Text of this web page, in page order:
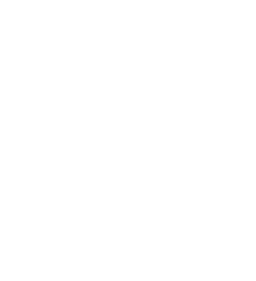
A largo plazo
hay que dar soluciones que
si lo aligeran. Se puede
pequeñas actuaciones en
Eso es lo que puede hacer
está en marcha porque si lo
nueva carretera o un tren
perderíamos la